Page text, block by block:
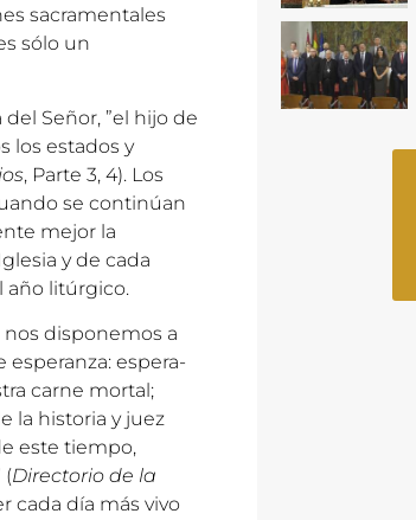
sacramentales
sólo un
Señor, ”el hijo de
los estados y
, Parte 3, 4). Los
se continúan
mejor la
y de cada
año litúrgico.
disponemos a
esperanza: espera-
carne mortal;
la historia y juez
este tiempo,
(Directorio de la
cada día más vivo